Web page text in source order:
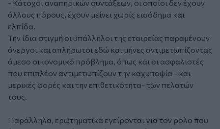
- Κάτοχοι αναπηρικών συντάξεων, οι οποίοι δεν έχουν
άλλους πόρους, έχουν μείνει χωρίς εισόδημα και
ελπίδα.
Την ίδια στιγμή οι υπάλληλοι της εταιρείας παραμένουν
άνεργοι και απλήρωτοι εδώ και μήνες αντιμετωπίζοντας
άμεσο οικονομικό πρόβλημα, όπως και οι ασφαλιστές
που επιπλέον αντιμετωπίζουν την καχυποψία - και
μερικές φορές και την επιθετικότητα- των πελατών
τους.
Παράλληλα, ερωτηματικά εγείρονται για τον ρόλο που